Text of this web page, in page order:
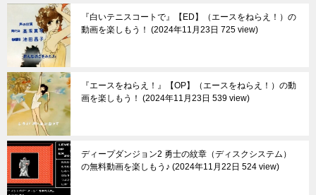
『白いテニスコートで』【ED】（エースをねらえ！）の
動画を楽しもう！
2024年11月23日 725 view
『エースをねらえ！』【OP】（エースをねらえ！）の動
画を楽しもう！
2024年11月23日 539 view
ディープダンジョン2 勇士の紋章（ディスクシステム）
の無料動画を楽しもう♪ 2024年11月22日 524 view